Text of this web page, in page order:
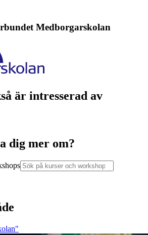
Medborgarskolan
är intresserad av
dig mer om?